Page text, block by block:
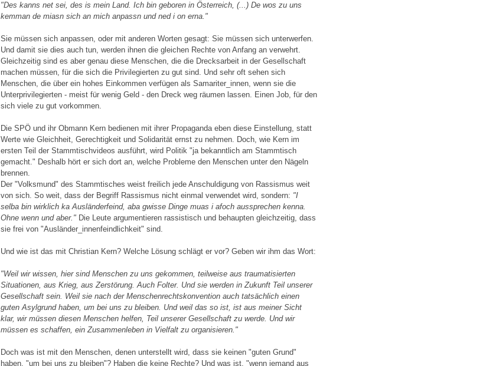
"Des kanns net sei, des is mein Land. Ich bin geboren in Österreich, (...) De wos zu uns
kemman de miasn sich an mich anpassn und ned i on erna."
Sie müssen sich anpassen, oder mit anderen Worten gesagt: Sie müssen sich unterwerfen.
Und damit sie dies auch tun, werden ihnen die gleichen Rechte von Anfang an verwehrt.
Gleichzeitig sind es aber genau diese Menschen, die die Drecksarbeit in der Gesellschaft
machen müssen, für die sich die Privilegierten zu gut sind. Und sehr oft sehen sich
Menschen, die über ein hohes Einkommen verfügen als Samariter_innen, wenn sie die
Unterprivilegierten - meist für wenig Geld - den Dreck weg räumen lassen. Einen Job, für den
sich viele zu gut vorkommen.
Die SPÖ und ihr Obmann Kern bedienen mit ihrer Propaganda eben diese Einstellung, statt
Werte wie Gleichheit, Gerechtigkeit und Solidarität ernst zu nehmen. Doch, wie Kern im
ersten Teil der Stammtischvideos ausführt, wird Politik "ja bekanntlich am Stammtisch
gemacht." Deshalb hört er sich dort an, welche Probleme den Menschen unter den Nägeln
brennen.
Der "Volksmund" des Stammtisches weist freilich jede Anschuldigung von Rassismus weit
von sich. So weit, dass der Begriff Rassismus nicht einmal verwendet wird, sondern: "I
selba bin wirklich ka Ausländerfeind, aba gwisse Dinge muas i afoch aussprechen kenna.
Ohne wenn und aber." Die Leute argumentieren rassistisch und behaupten gleichzeitig, dass
sie frei von "Ausländer_innenfeindlichkeit" sind.
Und wie ist das mit Christian Kern? Welche Lösung schlägt er vor? Geben wir ihm das Wort:
"Weil wir wissen, hier sind Menschen zu uns gekommen, teilweise aus traumatisierten
Situationen, aus Krieg, aus Zerstörung. Auch Folter. Und sie werden in Zukunft Teil unserer
Gesellschaft sein. Weil sie nach der Menschenrechtskonvention auch tatsächlich einen
guten Asylgrund haben, um bei uns zu bleiben. Und weil das so ist, ist aus meiner Sicht
klar, wir müssen diesen Menschen helfen, Teil unserer Gesellschaft zu werde. Und wir
müssen es schaffen, ein Zusammenleben in Vielfalt zu organisieren."
Doch was ist mit den Menschen, denen unterstellt wird, dass sie keinen "guten Grund"
haben, "um bei uns zu bleiben"? Haben die keine Rechte? Und was ist, "wenn jemand aus